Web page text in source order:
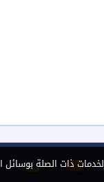
ذات الصلة بوسائل